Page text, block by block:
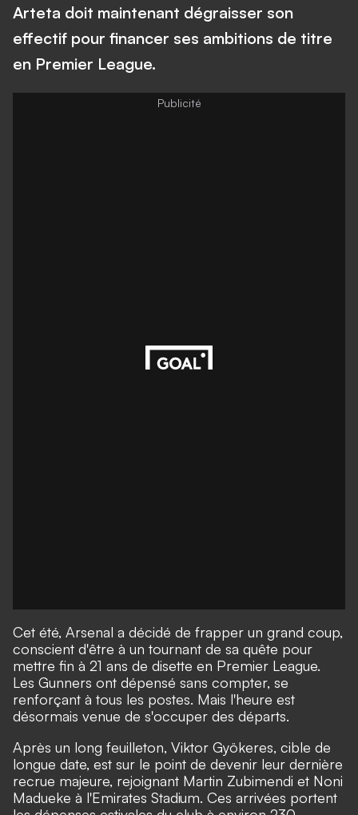
Arteta doit maintenant dégraisser son
effectif pour financer ses ambitions de titre
en Premier League.
Cet été, Arsenal a décidé de frapper un grand coup,
conscient d'être à un tournant de sa quête pour
mettre fin à 21 ans de disette en Premier League.
Les Gunners ont dépensé sans compter, se
renforçant à tous les postes. Mais l'heure est
désormais venue de s'occuper des départs.
Après un long feuilleton, Viktor Gyökeres, cible de
longue date, est sur le point de devenir leur dernière
recrue majeure, rejoignant Martin Zubimendi et Noni
Madueke à l'Emirates Stadium. Ces arrivées portent